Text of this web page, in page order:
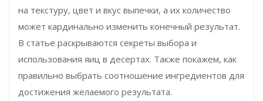
на текстуру, цвет и вкус выпечки, а их количество
может кардинально изменить конечный результат.
В статье раскрываются секреты выбора и
использования яиц в десертах. Также покажем, как
правильно выбрать соотношение ингредиентов для
достижения желаемого результата.